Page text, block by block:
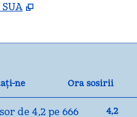
SUA
ne
Ora sosirii
4,2